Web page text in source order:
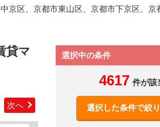
京区、京都市東山区、京都市下京区、京
貸マ
次へ
選択中の条件
4617 件が該
選択した条件で絞